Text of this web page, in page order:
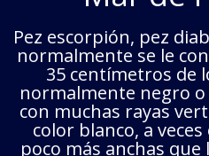
Pez escorpión, pez
normalmente se le
35 centímetros de
normalmente negro
con muchas rayas
color blanco, a
poco más anchas